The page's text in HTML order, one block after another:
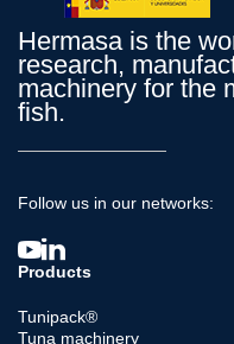
Hermasa is the
research,
machinery for the
fish.
Follow us in our networks:
Products
Tunipack®
Tuna machinery